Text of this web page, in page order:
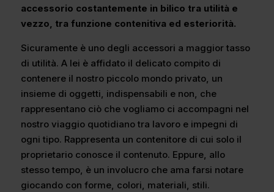
accessorio costantemente in bilico tra utilità e
vezzo, tra funzione contenitiva ed esteriorità.
Sicuramente è uno degli accessori a maggior tasso
di utilità. A lei è affidato il delicato compito di
contenere il nostro piccolo mondo privato, un
insieme di oggetti, indispensabili e non, che
rappresentano ciò che vogliamo ci accompagni nel
nostro viaggio quotidiano tra lavoro e impegni di
ogni tipo. Rappresenta un contenitore di cui solo il
proprietario conosce il contenuto. Eppure, allo
stesso tempo, è un involucro che ama farsi notare
giocando con forme, colori, materiali, stili.